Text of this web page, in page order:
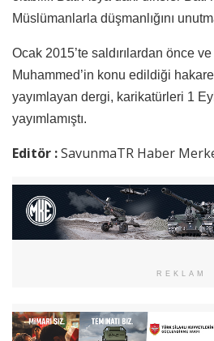
Müslümanlarla düşmanlığını
Ocak 2015’te saldırılardan önce
Muhammed’in konu edildiği
yayımlayan dergi, karikatürleri 1
yayımlamıştı.
Editör :SavunmaTR Haber
REKLAM